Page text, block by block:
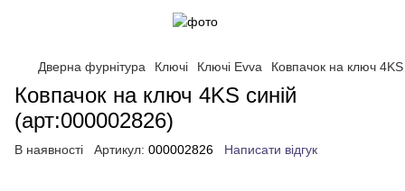
Дверна фурнітура Ключі Ключі Evva Ковпачок на ключ 4KS
Ковпачок на ключ 4KS синій
(арт:000002826)
В наявності Артикул: 000002826 Написати відгук